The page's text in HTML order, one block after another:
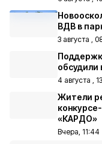
ВДВ в
3 августа ,
обсудили
4 августа ,
Жители
«КАРДО»
Вчера, 11:44